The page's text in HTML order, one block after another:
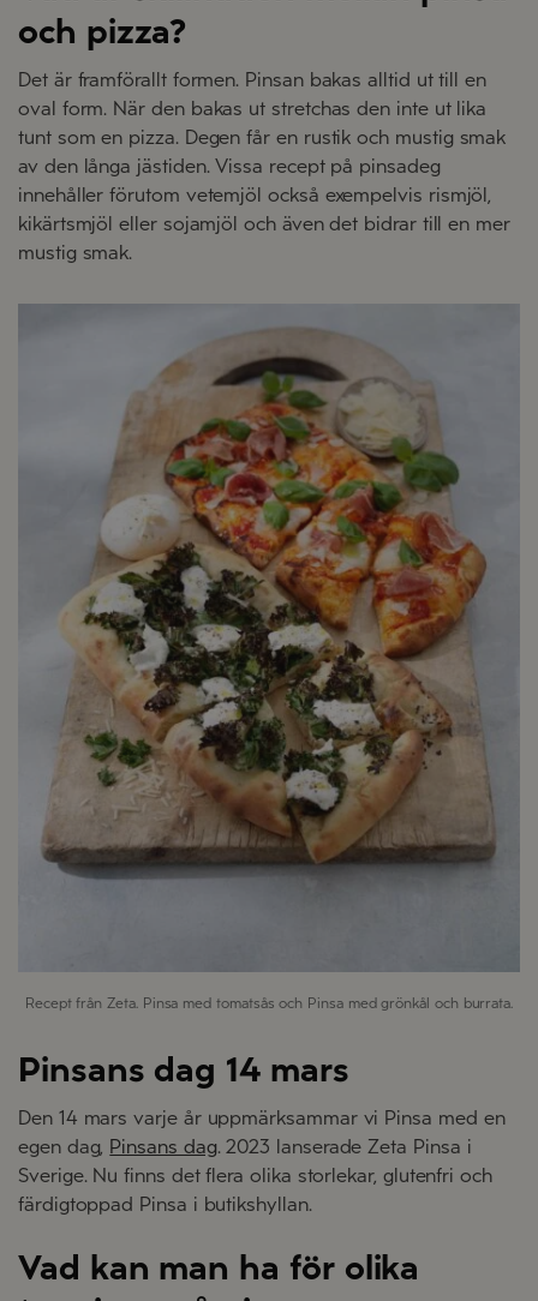
och pizza?
Det är framförallt formen. Pinsan bakas alltid ut till en
oval form. När den bakas ut stretchas den inte ut lika
tunt som en pizza. Degen får en rustik och mustig smak
av den långa jästiden. Vissa recept på pinsadeg
innehåller förutom vetemjöl också exempelvis rismjöl,
kikärtsmjöl eller sojamjöl och även det bidrar till en mer
mustig smak.
Recept från Zeta. Pinsa med tomatsås och Pinsa med grönkål och burrata.
Pinsans dag 14 mars
Den 14 mars varje år uppmärksammar vi Pinsa med en
egen dag, Pinsans dag. 2023 lanserade Zeta Pinsa i
Sverige. Nu finns det flera olika storlekar, glutenfri och
färdigtoppad Pinsa i butikshyllan.
Vad kan man ha för olika